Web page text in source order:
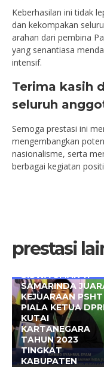
Keberhasilan ini tidak
dan kekompakan
arahan dari pembina
yang senantiasa
intensif.
Terima kasih
seluruh
Semoga prestasi ini
mengembangkan
nasionalisme, serta
berbagai kegiatan
prestasi
SISWA SMAN 11
SAMARINDA
KEJUARAAN PSHT
PIALA KETUA
KUTAI
KARTANEGARA
TAHUN 2023
TINGKAT
KABUPATEN